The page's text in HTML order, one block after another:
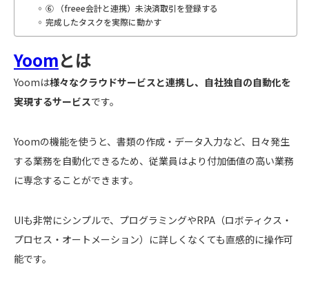
⑥ （freee会計と連携）未決済取引を登録する
完成したタスクを実際に動かす
Yoomとは
Yoomは様々なクラウドサービスと連携し、自社独自の自動化を
実現するサービスです。
Yoomの機能を使うと、書類の作成・データ入力など、日々発生
する業務を自動化できるため、従業員はより付加価値の高い業務
に専念することができます。
UIも非常にシンプルで、プログラミングやRPA（ロボティクス・
プロセス・オートメーション）に詳しくなくても直感的に操作可
能です。